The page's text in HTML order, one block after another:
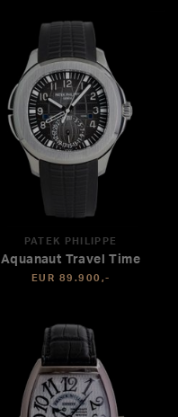
PATEK PHILIPPE
Aquanaut Travel Time
EUR 89.900,-